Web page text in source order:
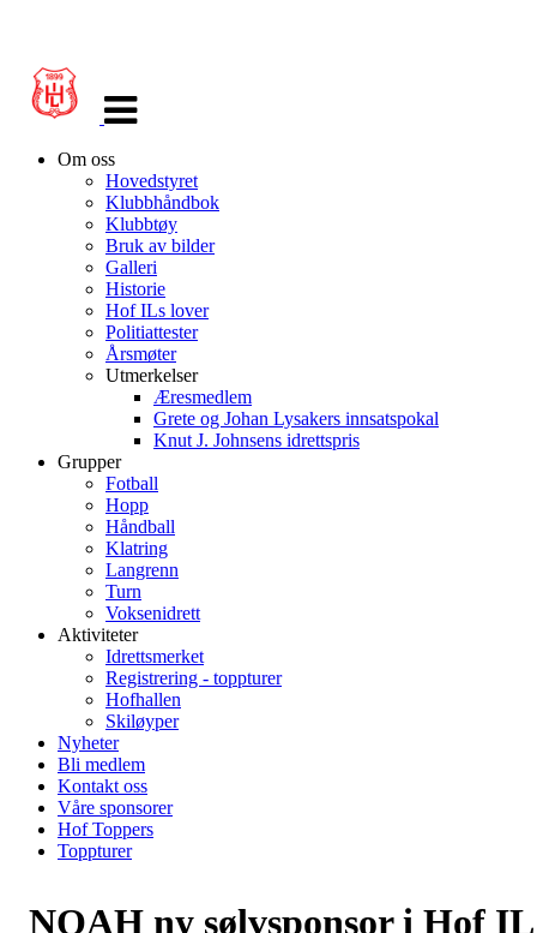
navigasjon
Om oss
Hovedstyret
Klubbhåndbok
Klubbtøy
Bruk av bilder
Galleri
Historie
Hof ILs lover
Politiattester
Årsmøter
Utmerkelser
Æresmedlem
Grete og Johan Lysakers innsatspokal
Knut J. Johnsens idrettspris
Grupper
Fotball
Hopp
Håndball
Klatring
Langrenn
Turn
Voksenidrett
Aktiviteter
Idrettsmerket
Registrering - toppturer
Hofhallen
Skiløyper
Nyheter
Bli medlem
Kontakt oss
Våre sponsorer
Hof Toppers
Toppturer
NOAH ny sølvsponsor i Hof IL